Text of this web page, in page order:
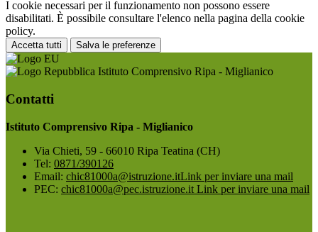
I cookie necessari per il funzionamento non possono essere
disabilitati. È possibile consultare l'elenco nella pagina della cookie
policy.
Accetta tutti Salva le preferenze
Istituto Comprensivo Ripa - Miglianico
Contatti
Istituto Comprensivo Ripa - Miglianico
Via Chieti, 59 - 66010 Ripa Teatina (CH)
Tel: 0871/390126
Email: chic81000a@istruzione.itLink per inviare una mail
PEC: chic81000a@pec.istruzione.it Link per inviare una mail